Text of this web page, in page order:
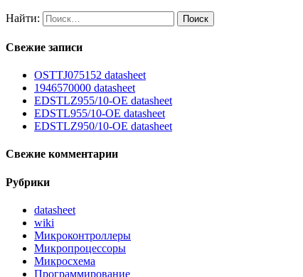
Найти:
Свежие записи
OSTTJ075152 datasheet
1946570000 datasheet
EDSTLZ955/10-OE datasheet
EDSTL955/10-OE datasheet
EDSTLZ950/10-OE datasheet
Свежие комментарии
Рубрики
datasheet
wiki
Микроконтроллеры
Микропроцессоры
Микросхема
Программирование